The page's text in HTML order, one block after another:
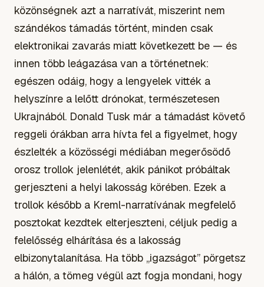
közönségnek azt a narratívát, miszerint nem
szándékos támadás történt, minden csak
elektronikai zavarás miatt következett be — és
innen több leágazása van a történetnek:
egészen odáig, hogy a lengyelek vitték a
helyszínre a lelőtt drónokat, természetesen
Ukrajnából. Donald Tusk már a támadást követő
reggeli órákban arra hívta fel a figyelmet, hogy
észlelték a közösségi médiában megerősödő
orosz trollok jelenlétét, akik pánikot próbáltak
gerjeszteni a helyi lakosság körében. Ezek a
trollok később a Kreml-narratívának megfelelő
posztokat kezdtek elterjeszteni, céljuk pedig a
felelősség elhárítása és a lakosság
elbizonytalanítása. Ha több „igazságot” pörgetsz
a hálón, a tömeg végül azt fogja mondani, hogy